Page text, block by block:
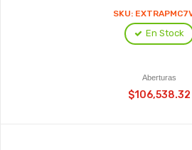
SKU:
En Stock
Aberturas
$106,538.32